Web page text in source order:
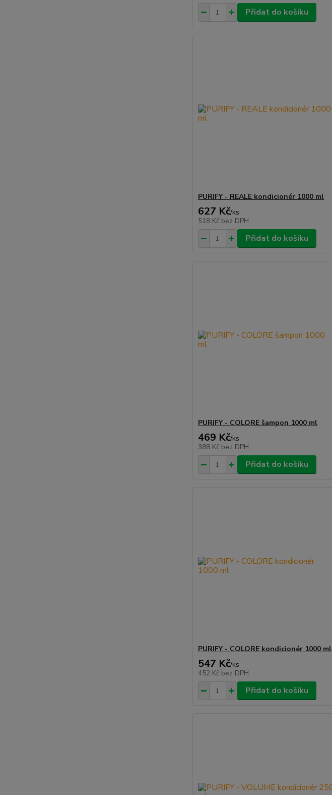
Přidat do košíku
PURIFY - REALE kondicionér 1000 ml
627 Kč/ks
518 Kč bez DPH
Přidat do košíku
PURIFY - COLORE šampon 1000 ml
469 Kč/ks
388 Kč bez DPH
Přidat do košíku
PURIFY - COLORE kondicionér 1000 ml
547 Kč/ks
452 Kč bez DPH
Přidat do košíku